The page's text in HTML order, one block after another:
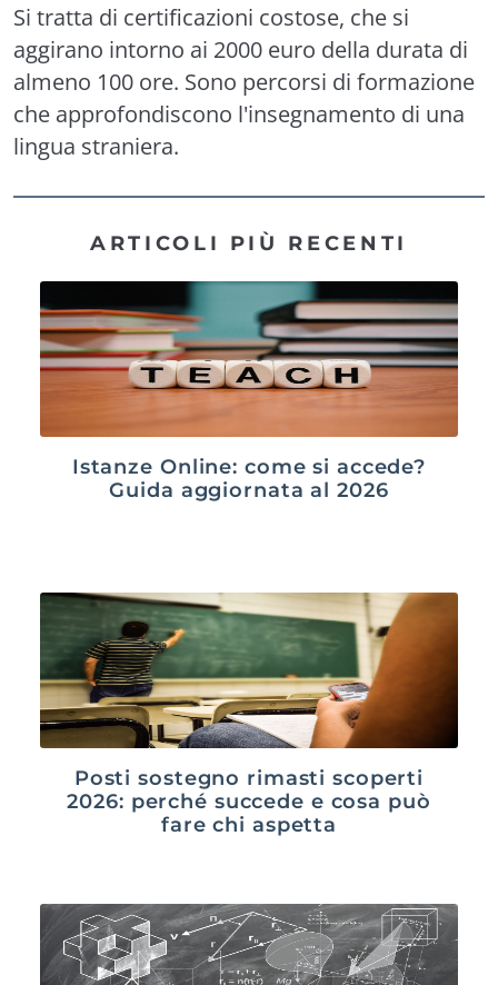
Si tratta di certificazioni costose, che si
aggirano intorno ai 2000 euro della durata di
almeno 100 ore. Sono percorsi di formazione
che approfondiscono l'insegnamento di una
lingua straniera.
ARTICOLI PIÙ RECENTI
Istanze Online: come si accede?
Guida aggiornata al 2026
Posti sostegno rimasti scoperti
2026: perché succede e cosa può
fare chi aspetta